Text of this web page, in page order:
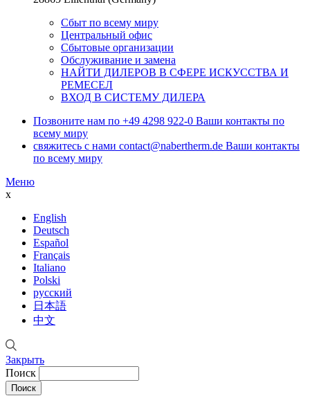
Сбыт по всему миру
Центральный офис
Сбытовые организации
Обслуживание и замена
НАЙТИ ДИЛЕРОВ В СФЕРЕ ИСКУССТВА И
РЕМЕСЕЛ
ВХОД В СИСТЕМУ ДИЛЕРА
Позвоните нам по +49 4298 922-0 Ваши контакты по
всему миру
свяжитесь с нами contact@nabertherm.de Ваши контакты
по всему миру
Меню
x
English
Deutsch
Español
Français
Italiano
Polski
русский
日本語
中文
Закрыть
Поиск